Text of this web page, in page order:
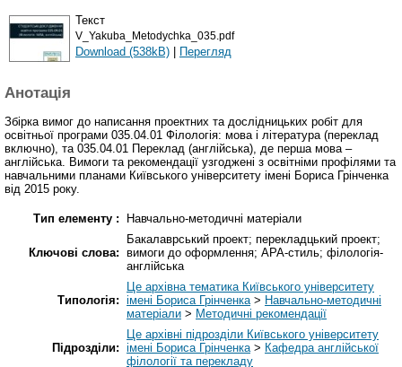
Текст
V_Yakuba_Metodychka_035.pdf
Download (538kB) | Перегляд
Анотація
Збірка вимог до написання проектних та дослідницьких робіт для
освітньої програми 035.04.01 Філологія: мова і література (переклад
включно), та 035.04.01 Переклад (англійська), де перша мова –
англійська. Вимоги та рекомендації узгоджені з освітніми профілями та
навчальними планами Київського університету імені Бориса Грінченка
від 2015 року.
Тип елементу : Навчально-методичні матеріали
Ключові слова:
Бакалаврський проект; перекладцький проект;
вимоги до оформлення; АРА-стиль; філологія-
англійська
Типологія:
Це архівна тематика Київського університету
імені Бориса Грінченка> Навчально-методичні
матеріали > Методичні рекомендації
Підрозділи:
Це архівні підрозділи Київського університету
імені Бориса Грінченка> Кафедра англійської
філології та перекладу